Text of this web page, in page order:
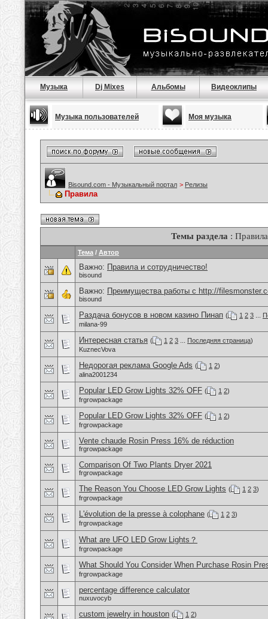
Музыка Dj Mixes Альбомы Видеоклипы
Музыка пользователей Моя музыка
Bisound.com - Музыкальный портал > Релизы
Правила
Темы раздела : Правила
Тема / Автор
Важно: Правила и сотрудничество!
bisound
Важно: Преимущества работы с http://
bisound
Раздача бонусов в новом казино Пинап ( 1 2 3
milana-99
Интересная статья ( 1 2 3 Последняя страница)
KuznecVova
Недорогая реклама Google Ads ( 1 2)
alina2001234
Popular LED Grow Lights 32% OFF ( 1 2)
frgrowpackage
Popular LED Grow Lights 32% OFF ( 1 2)
frgrowpackage
Vente chaude Rosin Press 16% de réduction
frgrowpackage
Comparison Of Two Plants Dryer 2021
frgrowpackage
The Reason You Choose LED Grow Lights ( 1 2 3)
frgrowpackage
L'évolution de la presse à colophane ( 1 2 3)
frgrowpackage
What are UFO LED Grow Lights？
frgrowpackage
What Should You Consider When Purchase Rosin
frgrowpackage
percentage difference calculator
nuxuvocyb
custom jewelry in houston ( 1 2)